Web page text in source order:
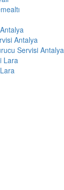
Antalya
Servisi Antalya
Lara